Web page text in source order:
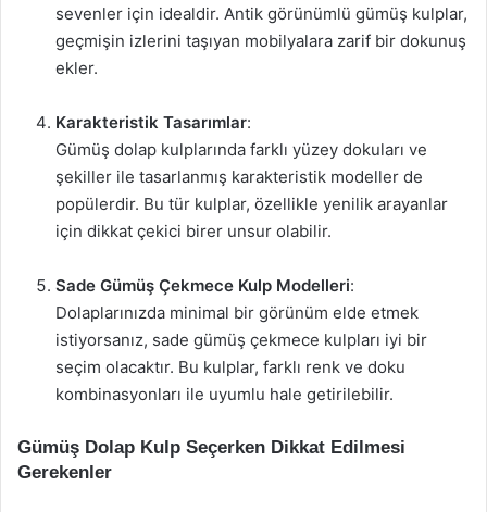
sevenler için idealdir. Antik görünümlü gümüş kulplar,
geçmişin izlerini taşıyan mobilyalara zarif bir dokunuş
ekler.
Karakteristik Tasarımlar:
Gümüş dolap kulplarında farklı yüzey dokuları ve
şekiller ile tasarlanmış karakteristik modeller de
popülerdir. Bu tür kulplar, özellikle yenilik arayanlar
için dikkat çekici birer unsur olabilir.
Sade Gümüş Çekmece Kulp Modelleri:
Dolaplarınızda minimal bir görünüm elde etmek
istiyorsanız, sade gümüş çekmece kulpları iyi bir
seçim olacaktır. Bu kulplar, farklı renk ve doku
kombinasyonları ile uyumlu hale getirilebilir.
Gümüş Dolap Kulp Seçerken Dikkat Edilmesi
Gerekenler